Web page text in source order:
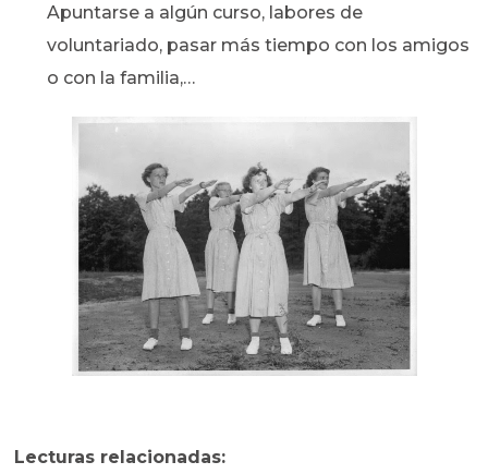
Apuntarse a algún curso, labores de
voluntariado, pasar más tiempo con los amigos
o con la familia,…
Lecturas relacionadas: